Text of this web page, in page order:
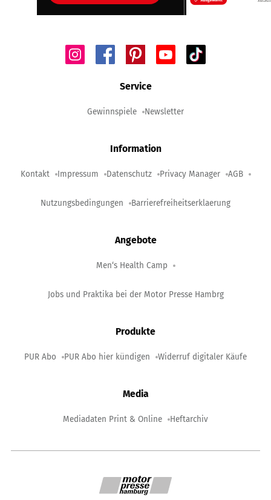
Service
Gewinnspiele Newsletter
Information
Kontakt Impressum Datenschutz Privacy Manager AGB
Nutzungsbedingungen Barrierefreiheitserklaerung
Angebote
Men‘s Health Camp
Jobs und Praktika bei der Motor Presse Hambrg
Produkte
PUR Abo PUR Abo hier kündigen Widerruf digitaler Käufe
Media
Mediadaten Print & Online Heftarchiv